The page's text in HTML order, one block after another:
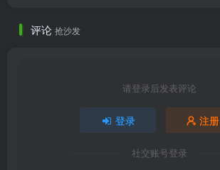
评论 抢沙发
请登录后发表评论
登录 注册
社交账号登录